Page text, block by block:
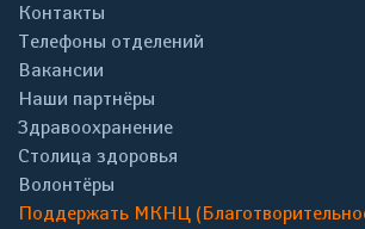
Контакты
Телефоны отделений
Вакансии
Наши партнёры
Здравоохранение
Столица здоровья
Волонтёры
Поддержать МКНЦ